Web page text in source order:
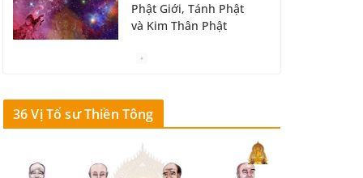
Phật Giới, Tánh Phật
và Kim Thân Phật
0 Comments
Cụ già 93 tuổi, chết đi
nhìn thấy Phật
36 Vị Tổ sư Thiền Tông